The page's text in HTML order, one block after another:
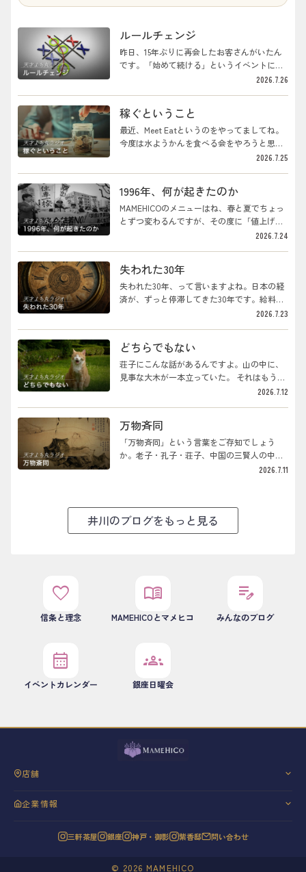
ルールチェンジ
昨日、15年ぶりに再会したお客さんがいたん
です。「始めて続ける」というイベントにや
ってきた。会は進んで、その方が、自己紹介
光が差している」なんて言うわけです。まわ
りはポカンとしてましたけど。彼曰く。15年
前、店ができた当初に、ずいぶんエッジのき
いた店だな、と思った。それで面白がって、
れていなかったようで、ずいぶんと苦悩して
いた、というんですね。それが、久しぶりに
来てみたら、井川さんは元気で、後光が差し
てるみたいだと。これはきっと、理解し...
2026.7.26
稼ぐということ
最近、Meet Eatというのをやってましてね。
今度は水ようかんを食べる会をやろうと思っ
てるんです。神戸には神戸の、桐生には桐生
いうわけです。最近読んでいる和菓子の本が
本当に面白くて、載っているものを全部食べ
たくなってしまう。7月だったら土用餅、七夕
だったら水ようかん、なんていう風にね。暇
る。季節が巡り巡っていくということ自体
が、ボクはなんだか好きなんですよね。さ
て、今日の話題は「稼ぐということ」です。
ここ数日、失われた30年について喋っ...
2026.7.25
1996年、何が起きたのか
MAMEHICOのメニューはね、春と夏でちょっ
とずつ変わるんですが、その度に「値上げを
どうするか」という話が毎度出てくるんです
値上げをお願いできれば」という、いわば値
上げ参りみたいなことがある。うちも取引先
に「困るよ」なんて言える立場じゃありませ
んから、「仕方ないですね、お互い頑張りま
スタッフの給料もどんどん上げていかなきゃ
いけないところなんだけど、コロナのときの
借金をまだ抱えたままなので、なかなかそう
もいかない。値段を上げるということは...
2026.7.24
失われた30年
失われた30年、って言いますよね。日本の経
済が、ずっと停滞してきた30年です。給料が
上がらない。物の値段も上がらない。銀行に
ボクは、経済の専門家じゃありません。株も
やらないし。でも、店を21年やってきて、世
の中のお金の流れというものが、肌でなんと
なくわかるようになってきた。景気がいいと
緩み方でわかるんです。で、このあいだ、ふ
と思ったんです。あの失われた30年って、そ
もそも、いつから始まったんだろう、と。そ
2026.7.23
どちらでもない
荘子にこんな話があるんですよ。山の中に、
見事な大木が一本立っていた。 それはもう
堂々たる木なんですが、なぜか誰も材木にし
にくいからなんですよ。 だからその木は誰に
も切られず、ずっとその森に鎮座し続けてい
たというわけです。一方で、役に立つ木はす
ぐに切り倒されて材木にされてしまう。 役に
荘子はこれを「無用の用」と呼んだわけです
ね。続きがあって、別の日に荘子が山を降り
て友人の家に泊まると、その友人がもてなし
2026.7.12
万物斉同
「万物斉同」という言葉をご存知でしょう
か。老子・孔子・荘子、中国の三賢人の中の
荘子の言葉です。「万物」はありとあらゆる
らゆるものは、揃えて見れば、ひとつだ。そ
ういう考え方ですね。どういうことか。たと
えば牛は大きい。でも象から見たら小さい。
ると信じられていた時代があって、今は逆に
なっている。正しいとされることも、時代に
よって、立場によって、ひっくり返る。荘子
はそのことをずっと考えていて、ふと気づい
2026.7.11
井川のブログをもっと見る
favorite
信条と理念
menu_book
MAMEHICOとマメヒコ
edit_note
みんなのブログ
calendar_month
イベントカレンダー
groups
銀座日曜会
店舗
神戸・御影
企業情報
代表挨拶
三軒茶屋 銀座 神戸・御影 紫香邸 問い合わせ
© 2026 MAMEHICO